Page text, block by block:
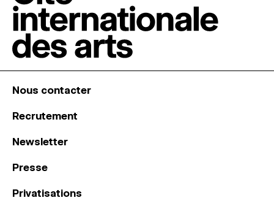
Nous contacter
Recrutement
Newsletter
Presse
Privatisations